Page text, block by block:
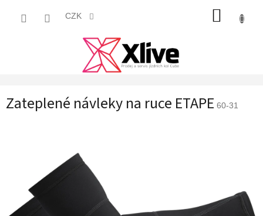
CZK
Zateplené návleky na ruce ETAPE 60-31